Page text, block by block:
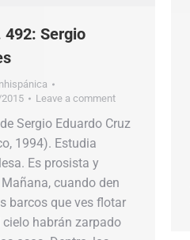
492: Sergio
Leave a comment
Sergio Eduardo Cruz
1994). Estudia
Es prosista y
cuando den
barcos que ves flotar
habrán zarpado